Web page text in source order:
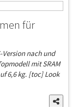
für
Version nach und
mit SRAM
6,6 kg. [toc] Look